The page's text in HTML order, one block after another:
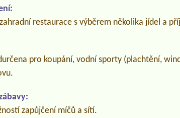
restaurace s výběrem několika jídel a
pro koupání, vodní sporty (plachtění,
zapůjčení míčů a sítí.